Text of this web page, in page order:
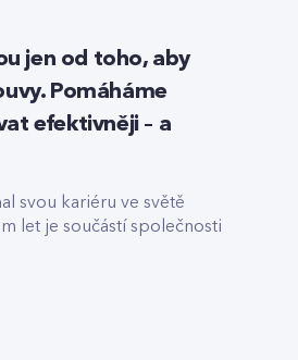
jen od toho, aby
Pomáháme
efektivněji – a
svou kariéru ve světě
let je součástí společnosti